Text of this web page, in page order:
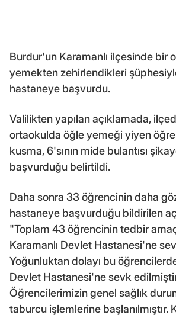
Burdur'un Karamanlı ilçesinde bir
yemekten zehirlendikleri
hastaneye başvurdu.
Valilikten yapılan açıklamada,
ortaokulda öğle yemeği yiyen
kusma, 6'sının mide bulantısı
başvurduğu belirtildi.
Daha sonra 33 öğrencinin daha
hastaneye başvurduğu bildirilen
"Toplam 43 öğrencinin tedbir
Karamanlı Devlet Hastanesi'ne
Yoğunluktan dolayı bu
Devlet Hastanesi'ne sevk
Öğrencilerimizin genel sağlık
taburcu işlemlerine başlanılmıştır.